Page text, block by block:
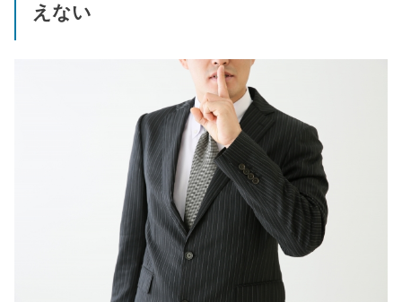
えない